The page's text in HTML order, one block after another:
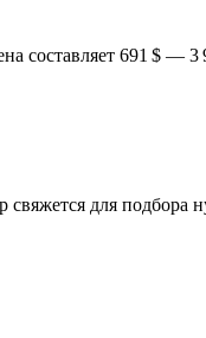
составляет 691 $ — 3
для подбора